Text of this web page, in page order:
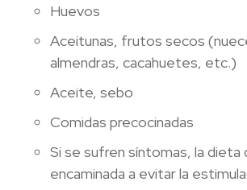
Huevos
Aceitunas, frutos secos
almendras, cacahuetes, etc.)
Aceite, sebo
Comidas precocinadas
Si se sufren síntomas, la
encaminada a evitar la